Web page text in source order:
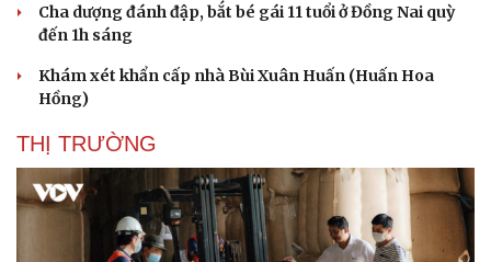
Cha dượng đánh đập, bắt bé gái 11 tuổi ở Đồng Nai quỳ
đến 1h sáng
Khám xét khẩn cấp nhà Bùi Xuân Huấn (Huấn Hoa
Hồng)
THỊ TRƯỜNG